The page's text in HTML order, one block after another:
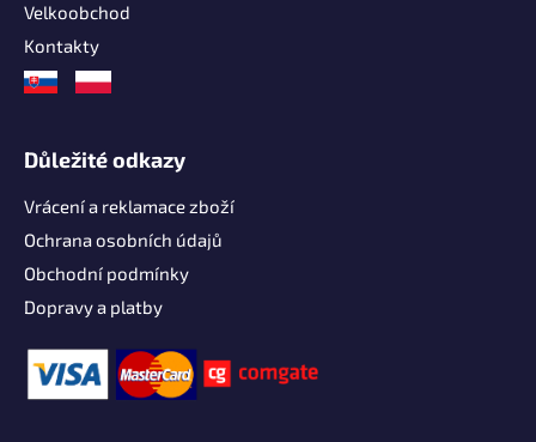
Velkoobchod
Kontakty
Důležité odkazy
Vrácení a reklamace zboží
Ochrana osobních údajů
Obchodní podmínky
Dopravy a platby